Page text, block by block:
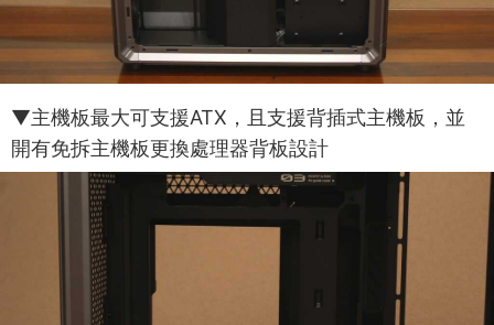
▼主機板最大可支援ATX，且支援背插式主機板，並
開有免拆主機板更換處理器背板設計